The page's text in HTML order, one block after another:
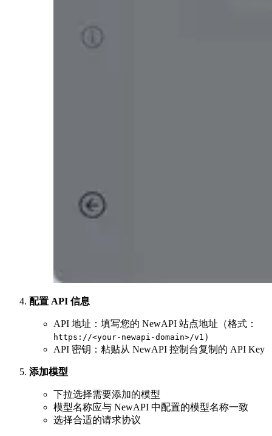
配置 API 信息
API 地址：填写您的 NewAPI 站点地址（格式：
https://<your-newapi-domain>/v1 ）
API 密钥：粘贴从 NewAPI 控制台复制的 API Key
添加模型
下拉选择需要添加的模型
模型名称应与 NewAPI 中配置的模型名称一致
选择合适的请求协议